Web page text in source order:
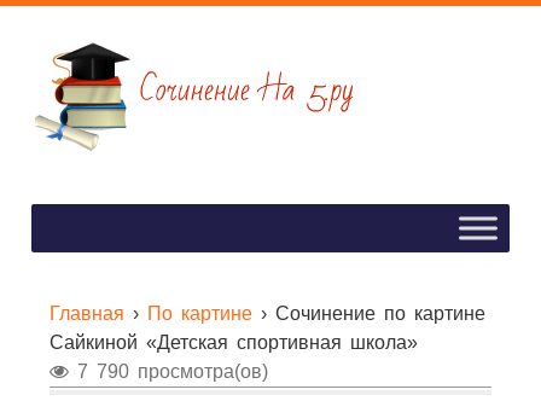
Главная › По картине› Сочинение по картине
Сайкиной «Детская спортивная школа»
7 790 просмотра(ов)